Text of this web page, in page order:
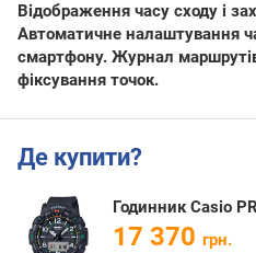
Відображення часу сходу і
Автоматичне налаштування
смартфону. Журнал
фіксування точок.
Де купити?
Годинник Casio
17 370 грн.